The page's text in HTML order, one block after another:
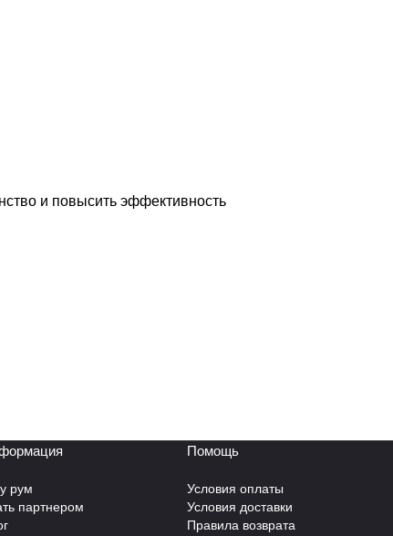
и повысить эффективность
рум
партнером
Помощь
Условия оплаты
Условия доставки
Правила возврата